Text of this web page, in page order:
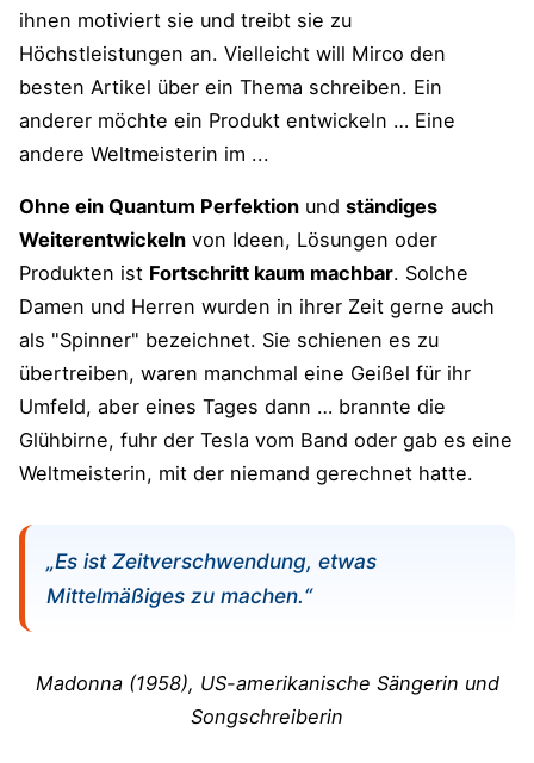
ihnen motiviert sie und treibt sie zu
Höchstleistungen an. Vielleicht will Mirco den
besten Artikel über ein Thema schreiben. Ein
anderer möchte ein Produkt entwickeln … Eine
andere Weltmeisterin im ...
Ohne ein Quantum Perfektion und ständiges
Weiterentwickeln von Ideen, Lösungen oder
Produkten ist Fortschritt kaum machbar. Solche
Damen und Herren wurden in ihrer Zeit gerne auch
als "Spinner" bezeichnet. Sie schienen es zu
übertreiben, waren manchmal eine Geißel für ihr
Umfeld, aber eines Tages dann … brannte die
Glühbirne, fuhr der Tesla vom Band oder gab es eine
Weltmeisterin, mit der niemand gerechnet hatte.
„Es ist Zeitverschwendung, etwas
Mittelmäßiges zu machen.“
Madonna (1958), US-amerikanische Sängerin und
Songschreiberin